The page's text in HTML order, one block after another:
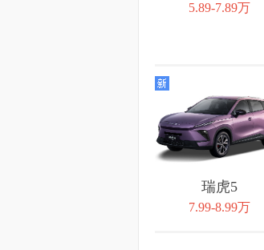
QQ冰淇淋 2024款 青
春版 205km 奶昔
获取底价
5.89-7.89万
瑞虎5
7.99-8.99万